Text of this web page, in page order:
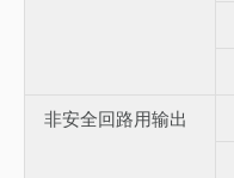
非安全回路用输出